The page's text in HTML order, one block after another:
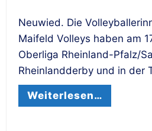
Neuwied. Die
Maifeld Volleys haben am
Oberliga Rheinland-Pfalz/
Rheinlandderby und in der
Weiterlesen…